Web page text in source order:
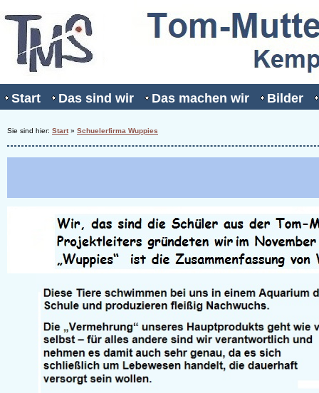
Start Das sind wir Das machen wir Bilder
Sie sind hier: Start» Schuelerfirma Wuppies